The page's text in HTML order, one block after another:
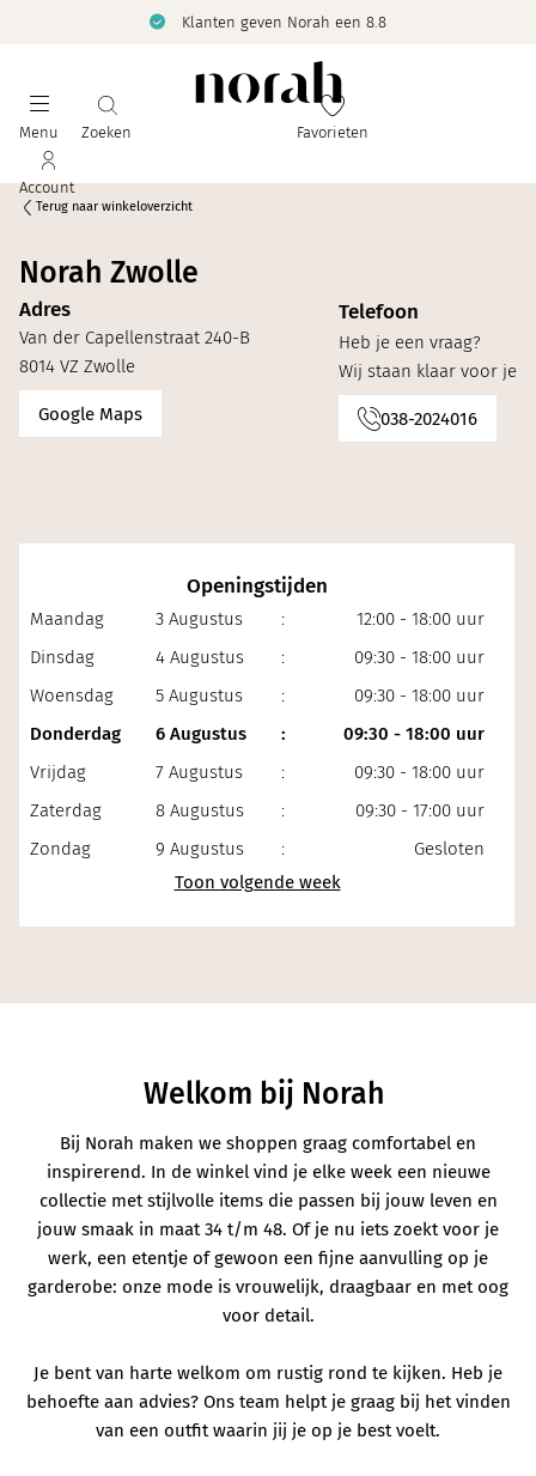
Klanten geven Norah een 8.8
Menu Zoeken Favorieten
Account
Terug naar winkeloverzicht
Norah Zwolle
Adres
Van der Capellenstraat 240-B
8014 VZ Zwolle
Google Maps
Telefoon
Heb je een vraag?
Wij staan klaar voor je
038-2024016
Openingstijden
Maandag 3 Augustus :
12:00 - 18:00 uur
Dinsdag
4 Augustus :
09:30 - 18:00 uur
Woensdag
5 Augustus :
09:30 - 18:00 uur
Donderdag
6 Augustus :
09:30 - 18:00 uur
Vrijdag
7 Augustus :
09:30 - 18:00 uur
Zaterdag
8 Augustus :
09:30 - 17:00 uur
Zondag
9 Augustus : Gesloten
Welkom bij Norah
Bij Norah maken we shoppen graag comfortabel en
inspirerend. In de winkel vind je elke week een nieuwe
collectie met stijlvolle items die passen bij jouw leven en
jouw smaak in maat 34 t/m 48. Of je nu iets zoekt voor je
werk, een etentje of gewoon een fijne aanvulling op je
garderobe: onze mode is vrouwelijk, draagbaar en met oog
voor detail.
Je bent van harte welkom om rustig rond te kijken. Heb je
behoefte aan advies? Ons team helpt je graag bij het vinden
van een outfit waarin jij je op je best voelt.